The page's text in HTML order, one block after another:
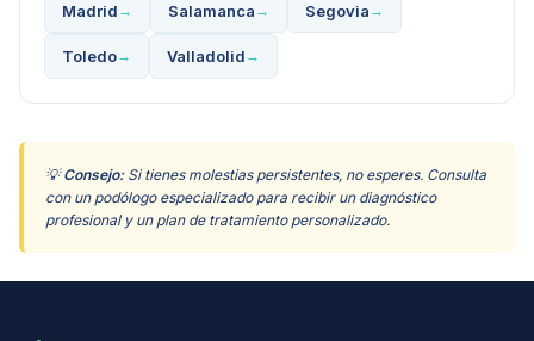
Madrid → Salamanca → Segovia →
Toledo→ Valladolid →
💡Consejo:Si tienes molestias persistentes, no esperes. Consulta
con un podólogo especializado para recibir un diagnóstico
profesional y un plan de tratamiento personalizado.